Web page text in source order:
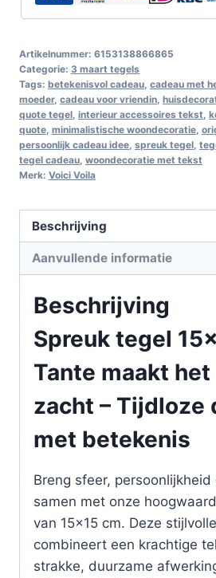
Artikelnummer: 6153138866865
Categorie: 3 maart tegels
Tags: betekenisvol cadeau cadeau met
moeder, cadeau voor vriendin
quote tegel interieur accessoires tekst
quote minimalistische woondecoratie
persoonlijk cadeau idee spreuk tegel
tegel cadeau woondecoratie met tekst
Merk: Voici Voila
Beschrijving
Aanvullende informatie
Beschrijving
Spreuk tegel
Tante maakt het
zacht – Tijdloze
met betekenis
Breng sfeer, persoonlijkheid
samen met onze
van 15×15 cm. Deze
combineert een krachtige
strakke, duurzame